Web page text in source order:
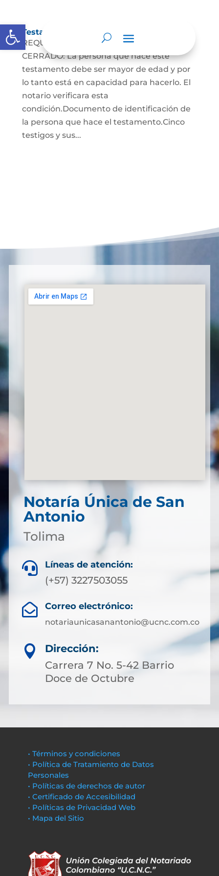
Abrir barra de herramientas
Testamento Cerrado
REQUISITOS PARA EL TESTAMENTO
CERRADO: La persona que hace este
testamento debe ser mayor de edad y por
lo tanto está en capacidad para hacerlo. El
notario verificara esta
condición.Documento de identificación de
la persona que hace el testamento.Cinco
testigos y sus...
Notaría Única de San
Antonio
Tolima
 Líneas de atención:
(+57) 3227503055
 Correo electrónico:
notariaunicasanantonio@ucnc.com.co

Dirección:
Carrera 7 No. 5-42 Barrio
Doce de Octubre
• Términos y condiciones
• Política de Tratamiento de Datos
Personales
• Políticas de derechos de autor
• Certificado de Accesibilidad
• Políticas de Privacidad Web
• Mapa del Sitio